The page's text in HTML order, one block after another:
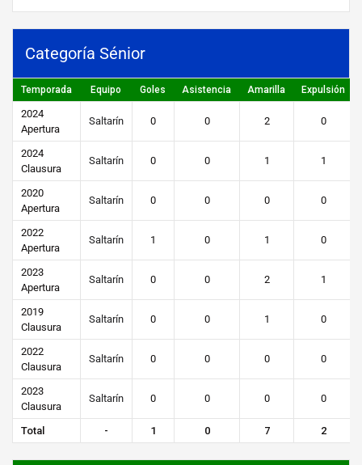
Categoría Sénior
Temporada Equipo Goles Asistencia Amarilla Expulsión
2024
Apertura
Saltarín 0 0 2 0
2024
Clausura
Saltarín 0 0 1 1
2020
Apertura
Saltarín 0 0 0 0
2022
Apertura
Saltarín 1 0 1 0
2023
Apertura
Saltarín 0 0 2 1
2019
Clausura
Saltarín 0 0 1 0
2022
Clausura
Saltarín 0 0 0 0
2023
Clausura
Saltarín 0 0 0 0
Total - 1 0 7 2